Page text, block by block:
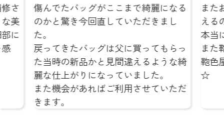
こまで綺麗になる
ていただきまし
父に買ってもらっ
間違えるような綺
ていました。
利用させていただ
またお気に入りの鞄を綺麗な状
えるのが本当にうれしいです！
本当にありがとうございました
また鞄の修理をお願いする時は
鞄色屋さんにお願いしようと思
☆